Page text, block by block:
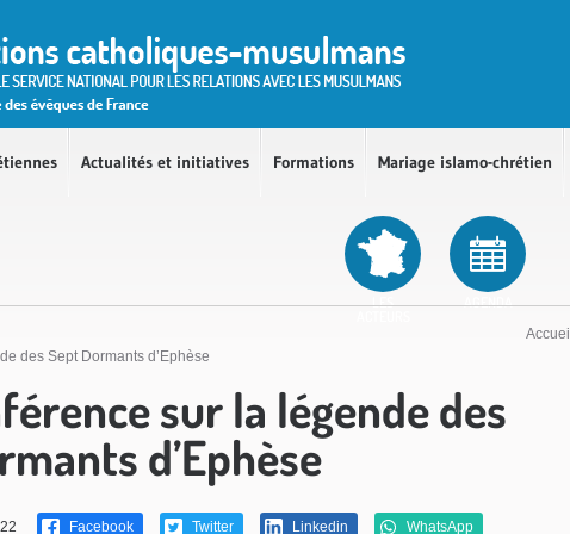
Actualités et initiatives Formations Mariage islamo-chrétien
LES
AGENDA
Accueil
des Sept Dormants d’Ephèse
sur la légende des
d’Ephèse
Facebook Twitter Linkedin WhatsApp